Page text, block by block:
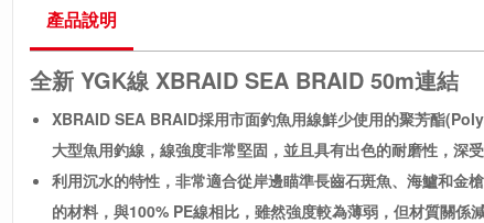
產品說明
全新 YGK線 XBRAID SEA BRAID 50m連結
XBRAID SEA BRAID採用市面釣魚用線鮮少使用的聚芳酯
大型魚用釣線，線強度非常堅固，並且具有出色的耐磨性，深
利用沉水的特性，非常適合從岸邊瞄準長齒石斑魚、海鱸和金槍
的材料，與100% PE線相比，雖然強度較為薄弱，但材質關係